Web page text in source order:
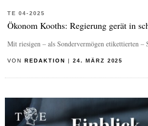
TE 04-2025
Ökonom Kooths: Regierung gerät in
Mit riesigen – als Sondervermögen etikettierten –
VON REDAKTION 24. MÄRZ 2025